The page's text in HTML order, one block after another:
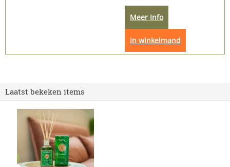
Meer Info
In winkelmand
Laatst bekeken items